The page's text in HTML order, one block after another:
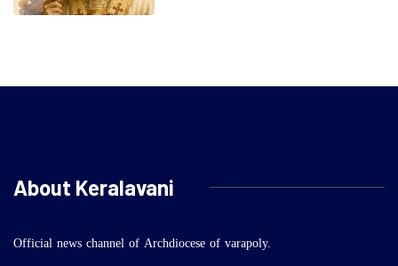
About Keralavani
Official news channel of Archdiocese of varapoly.